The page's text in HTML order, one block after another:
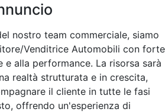
nostro team commerciale, siamo
Venditrice Automobili con forte
e alla performance. La risorsa sarà
realtà strutturata e in crescita,
il cliente in tutte le fasi
offrendo un'esperienza di